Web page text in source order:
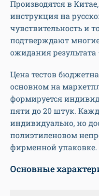
Производятся в
инструкция на
чувствительность и
подтверждают
ожидания
Цена тестов
основном на
формируется
пяти до 20 штук.
индивидуально, но
полиэтиленовом
фирменной упаковке.
Основные